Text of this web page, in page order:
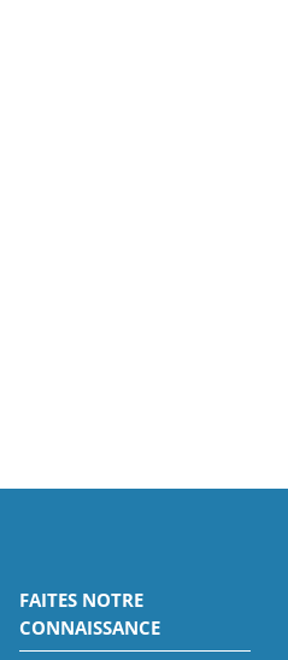
FAITES NOTRE
CONNAISSANCE